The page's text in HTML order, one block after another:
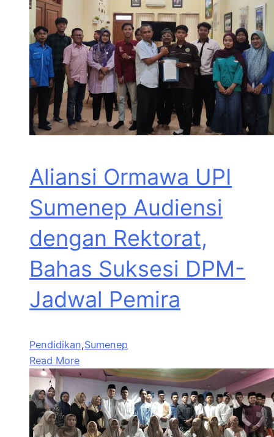
Aliansi Ormawa UPI
Sumenep Audiensi
dengan Rektorat,
Bahas Suksesi DPM-
Jadwal Pemira
Pendidikan,Sumenep
Read More